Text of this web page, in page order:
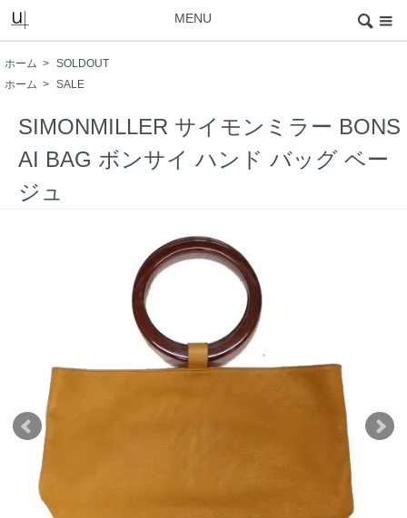
MENU
ホーム > SOLDOUT
ホーム > SALE
SIMONMILLER サイモンミラー BONS
AI BAG ボンサイ ハンド バッグ ベー
ジュ